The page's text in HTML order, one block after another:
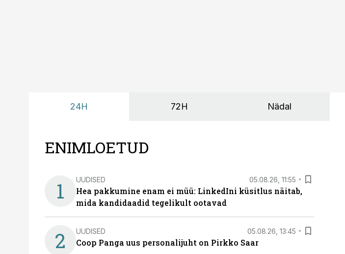
24H 72H Nädal
ENIMLOETUD
1 UUDISED 05.08.26, 11:55
Hea pakkumine enam ei müü: LinkedIni küsitlus näitab,
mida kandidaadid tegelikult ootavad
2 UUDISED 05.08.26, 13:45
Coop Panga uus personalijuht on Pirkko Saar